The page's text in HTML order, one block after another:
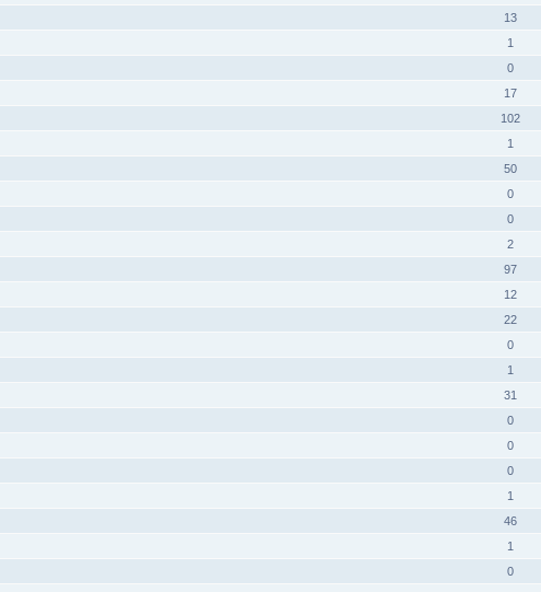
13
1
0
17
102
1
50
0
0
2
97
12
22
0
1
31
0
0
0
1
46
1
0